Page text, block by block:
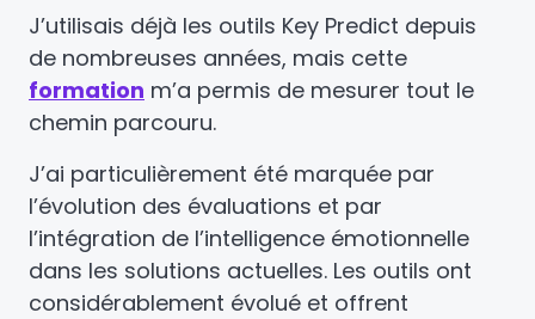
J’utilisais déjà les outils Key Predict depuis
de nombreuses années, mais cette
formation m’a permis de mesurer tout le
chemin parcouru.
J’ai particulièrement été marquée par
l’évolution des évaluations et par
l’intégration de l’intelligence émotionnelle
dans les solutions actuelles. Les outils ont
considérablement évolué et offrent